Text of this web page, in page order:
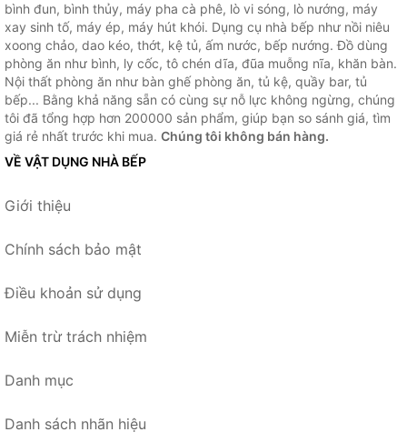
bình đun, bình thủy, máy pha cà phê, lò vi sóng, lò nướng, máy
xay sinh tố, máy ép, máy hút khói. Dụng cụ nhà bếp như nồi niêu
xoong chảo, dao kéo, thớt, kệ tủ, ấm nước, bếp nướng. Đồ dùng
phòng ăn như bình, ly cốc, tô chén dĩa, đũa muỗng nĩa, khăn bàn.
Nội thất phòng ăn như bàn ghế phòng ăn, tủ kệ, quầy bar, tủ
bếp... Bằng khả năng sẵn có cùng sự nỗ lực không ngừng, chúng
tôi đã tổng hợp hơn 200000 sản phẩm, giúp bạn so sánh giá, tìm
giá rẻ nhất trước khi mua. Chúng tôi không bán hàng.
VỀ VẬT DỤNG NHÀ BẾP
Giới thiệu
Chính sách bảo mật
Điều khoản sử dụng
Miễn trừ trách nhiệm
Danh mục
Danh sách nhãn hiệu